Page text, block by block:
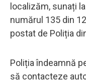
localizăm, sunați
numărul 135 din
postat de Poliția
Poliția îndeamnă
să contacteze